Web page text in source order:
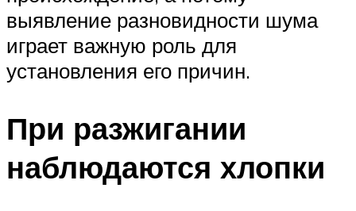
выявление разновидности шума
играет важную роль для
установления его причин.
При разжигании
наблюдаются хлопки